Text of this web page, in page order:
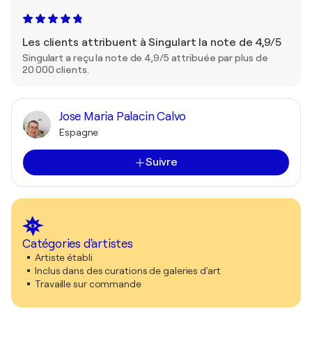
Les clients attribuent à Singulart la note de 4,9/5
Singulart a reçu la note de 4,9/5 attribuée par plus de
20 000 clients.
Jose Maria Palacin Calvo
Espagne
Suivre
Catégories d'artistes
Artiste établi
Inclus dans des curations de galeries d'art
Travaille sur commande